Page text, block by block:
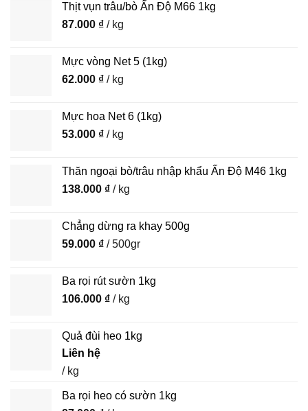
Thịt vụn trâu/bò Ấn Độ M66 1kg
87.000 ₫ / kg
Mực vòng Net 5 (1kg)
62.000 ₫ / kg
Mực hoa Net 6 (1kg)
53.000 ₫ / kg
Thăn ngoại bò/trâu nhập khẩu Ấn Độ M46 1kg
138.000 ₫ / kg
Chẳng dừng ra khay 500g
59.000 ₫ / 500gr
Ba rọi rút sườn 1kg
106.000 ₫ / kg
Quả đùi heo 1kg
Liên hệ
/ kg
Ba rọi heo có sườn 1kg